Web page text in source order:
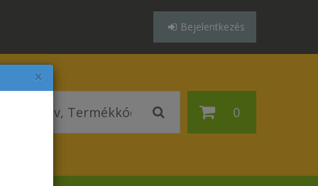
×
Bejelentkezés
0